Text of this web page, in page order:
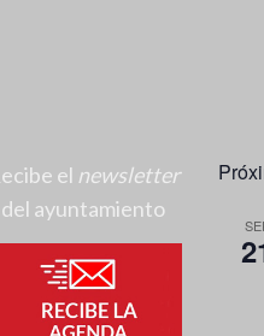
el newsletter
del ayuntamiento